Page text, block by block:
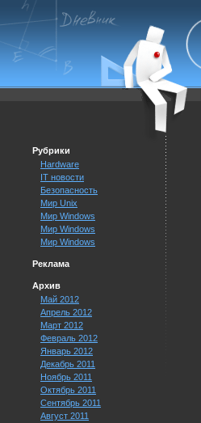
Рубрики
Hardware
IT новости
Безопасность
Мир Unix
Мир Windows
Мир Windows
Мир Windows
Реклама
Архив
Май 2012
Апрель 2012
Март 2012
Февраль 2012
Январь 2012
Декабрь 2011
Ноябрь 2011
Октябрь 2011
Сентябрь 2011
Август 2011